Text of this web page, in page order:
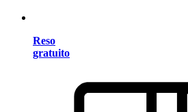
Reso
gratuito